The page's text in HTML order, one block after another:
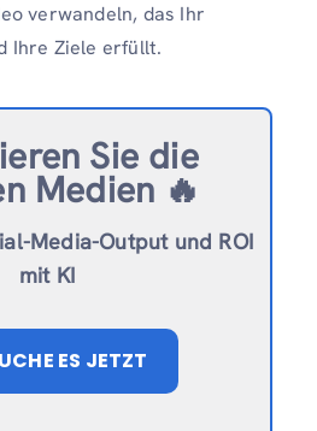
verwandeln, das Ihr
Ihre Ziele erfüllt.
Sie die
Medien 🔥
Media-Output und ROI
mit KI
ES JETZT